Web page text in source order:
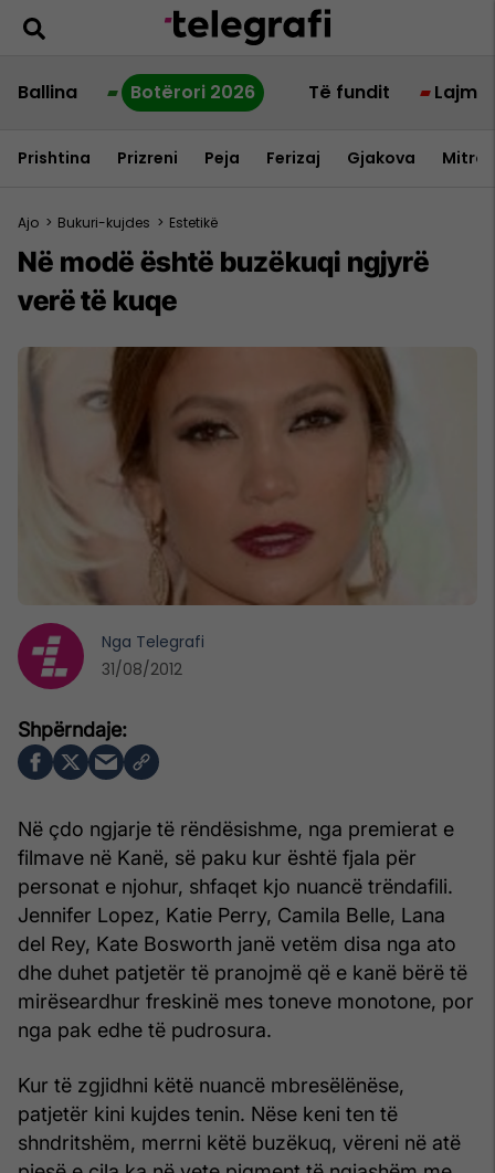
Ballina Botërori 2026 Të fundit Lajme
Prishtina Prizreni Peja Ferizaj Gjakova
Ajo > Bukuri-kujdes > Estetikë
Në modë është buzëkuqi ngjyrë
verë të kuqe
Në çdo ngjarje të rëndësishme, nga premierat e
filmave në Kanë, së paku kur është fjala për
personat e njohur, shfaqet kjo nuancë trëndafili.
Jennifer Lopez, Katie Perry, Camila Belle, Lana
del Rey, Kate Bosworth janë vetëm disa nga ato
dhe duhet patjetër të pranojmë që e kanë bërë të
mirëseardhur freskinë mes toneve monotone, por
nga pak edhe të pudrosura.
Kur të zgjidhni këtë nuancë mbresëlënëse,
patjetër kini kujdes tenin. Nëse keni ten të
shndritshëm, merrni këtë buzëkuq, vëreni në atë
Nga Telegrafi
31/08/2012